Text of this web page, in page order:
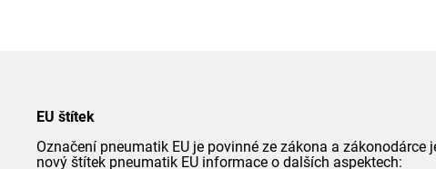
EU štítek
Označení pneumatik EU je povinné ze zákona a
nový štítek pneumatik EU informace o dalších aspektech: